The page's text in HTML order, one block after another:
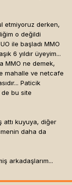
etmiyoruz derken,
o değildi
ile başladı MMO
6 yıldır üyeyim...
MMO ne demek,
mahalle ve netcafe
Paticik
bu site
attı kuyuya, diğer
daha da
arkadaşlarım...